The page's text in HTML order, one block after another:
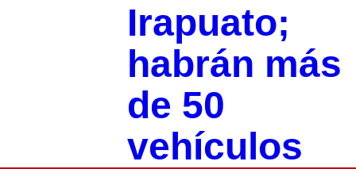
Irapuato;
habrán más
de 50
vehículos